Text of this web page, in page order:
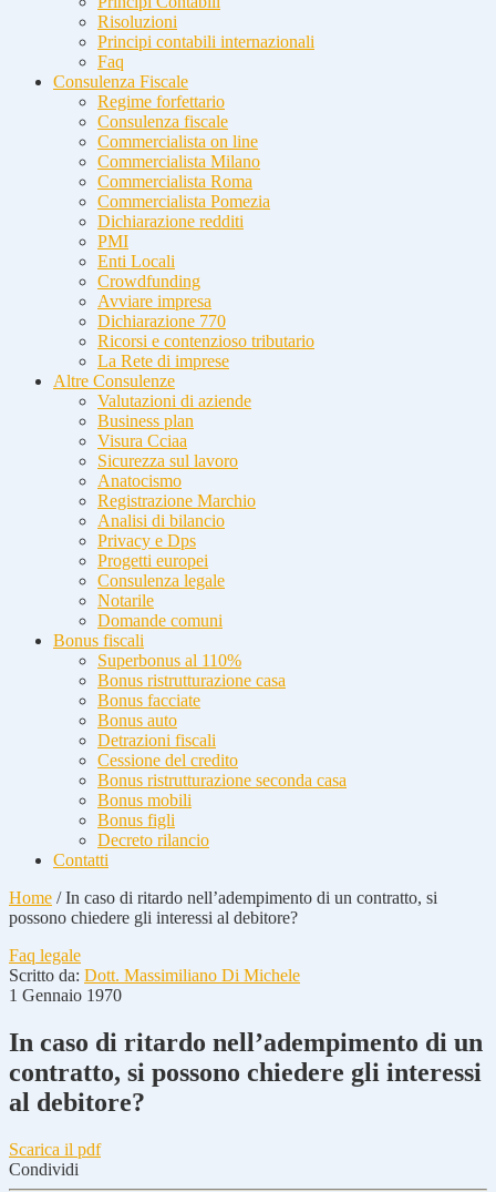
Risoluzioni
Principi contabili internazionali
Faq
Consulenza Fiscale
Regime forfettario
Consulenza fiscale
Commercialista on line
Commercialista Milano
Commercialista Roma
Commercialista Pomezia
Dichiarazione redditi
PMI
Enti Locali
Crowdfunding
Avviare impresa
Dichiarazione 770
Ricorsi e contenzioso tributario
La Rete di imprese
Altre Consulenze
Valutazioni di aziende
Business plan
Visura Cciaa
Sicurezza sul lavoro
Anatocismo
Registrazione Marchio
Analisi di bilancio
Privacy e Dps
Progetti europei
Consulenza legale
Notarile
Domande comuni
Bonus fiscali
Superbonus al 110%
Bonus ristrutturazione casa
Bonus facciate
Bonus auto
Detrazioni fiscali
Cessione del credito
Bonus ristrutturazione seconda casa
Bonus mobili
Bonus figli
Decreto rilancio
Contatti
Home /In caso di ritardo nell’adempimento di un contratto, si
possono chiedere gli interessi al debitore?
Faq legale
Scritto da: Dott. Massimiliano Di Michele
1 Gennaio 1970
In caso di ritardo nell’adempimento di un
contratto, si possono chiedere gli interessi
al debitore?
Scarica il pdf
Condividi